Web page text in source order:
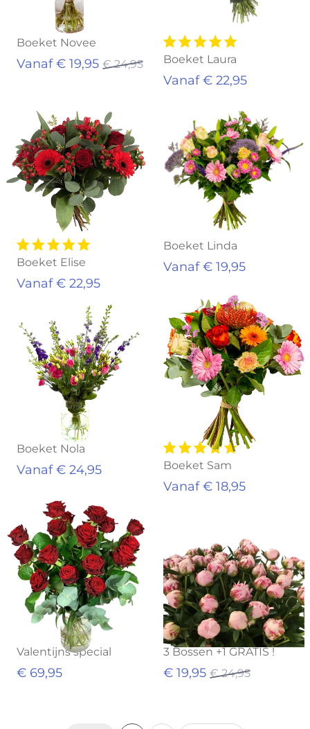
Boeket Novee
Vanaf € 19,95 € 24,95 Boeket Laura
Vanaf € 22,95
Boeket Elise
Vanaf € 22,95
Boeket Linda
Vanaf € 19,95
Boeket Nola
Vanaf € 24,95 Boeket Sam
Vanaf € 18,95
Valentijns special
€ 69,95
3 Bossen +1 GRATIS !
€ 19,95 € 24,95